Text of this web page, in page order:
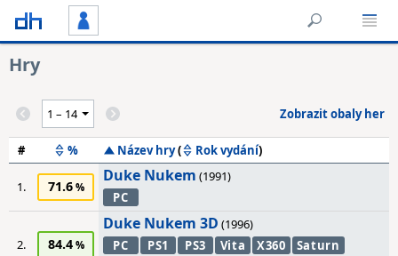
Hry
Zobrazit obaly her
# % Název hry( Rok vydání)
1. 71.6
Duke Nukem (1991)
PC
2. 84.4
Duke Nukem 3D (1996)
PC
PS1 PS3 Vita X360
Saturn